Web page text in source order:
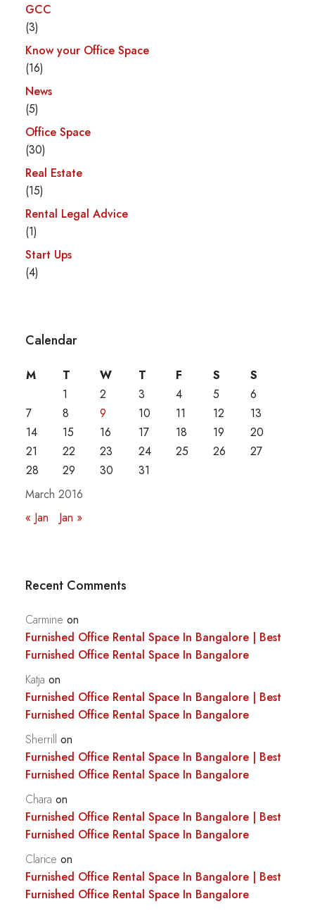
GCC
(3)
Know your Office Space
(16)
News
(5)
Office Space
(30)
Real Estate
(15)
Rental Legal Advice
(1)
Start Ups
(4)
Calendar
March 2016
M T W T F S
S
1
2 3 4 5
6
7
8 9 10 11 12
13
14
15 16 17 18 19
20
21
22 23 24 25 26
27
28
29 30 31
« Jan Jan »
Recent Comments
Carmine on
Furnished Office Rental Space In Bangalore | Best
Furnished Office Rental Space In Bangalore
Katja on
Furnished Office Rental Space In Bangalore | Best
Furnished Office Rental Space In Bangalore
Sherrill on
Furnished Office Rental Space In Bangalore | Best
Furnished Office Rental Space In Bangalore
Chara on
Furnished Office Rental Space In Bangalore | Best
Furnished Office Rental Space In Bangalore
Clarice on
Furnished Office Rental Space In Bangalore | Best
Furnished Office Rental Space In Bangalore